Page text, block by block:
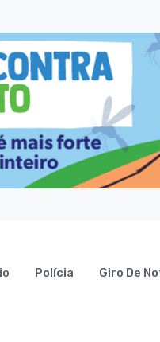
Polícia Giro De